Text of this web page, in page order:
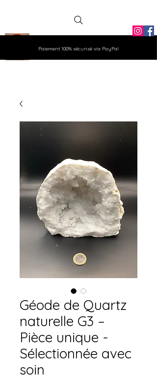
Aux Gemmes
Paiement 100% sécurisé via PayPal
Géode de Quartz
naturelle G3 –
Pièce unique -
Sélectionnée avec
soin